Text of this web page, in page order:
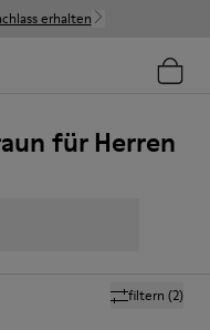
erhalten
für Herren
filtern (2)